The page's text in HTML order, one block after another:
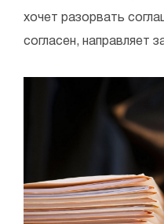
хочет разорвать
согласен, направляет